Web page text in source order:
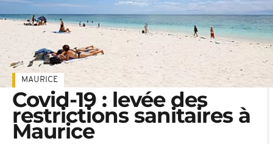
MAURICE
Covid-19 : levée des
restrictions sanitaires à
Maurice